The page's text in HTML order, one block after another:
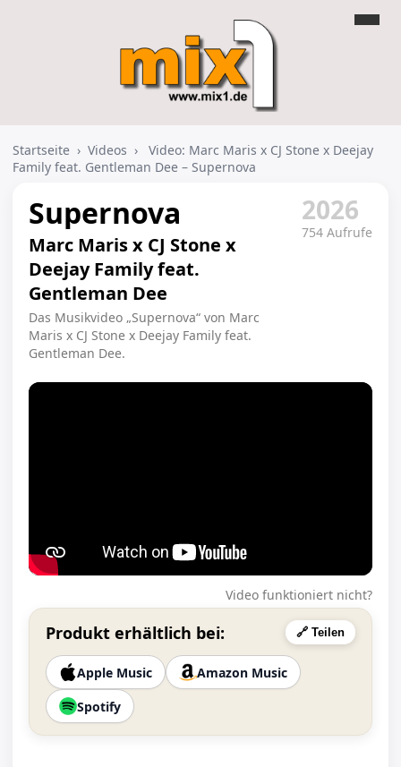
Startseite › Videos ›
Video: Marc Maris x CJ Stone x Deejay
Family feat. Gentleman Dee – Supernova
Supernova
Marc Maris x CJ Stone x
Deejay Family feat.
Gentleman Dee
Das Musikvideo „Supernova“ von Marc
Maris x CJ Stone x Deejay Family feat.
Gentleman Dee.
2026
754 Aufrufe
Video funktioniert nicht?
Produkt erhältlich bei: 🔗 Teilen
Apple Music
Amazon Music
Spotify